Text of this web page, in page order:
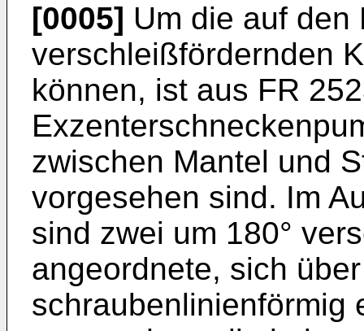
[0005] Um die auf den
verschleißfördernden
können, ist aus FR
zwischen Mantel und
vorgesehen sind. Im
sind zwei um 180°
angeordnete, sich
schraubenlinienförmig